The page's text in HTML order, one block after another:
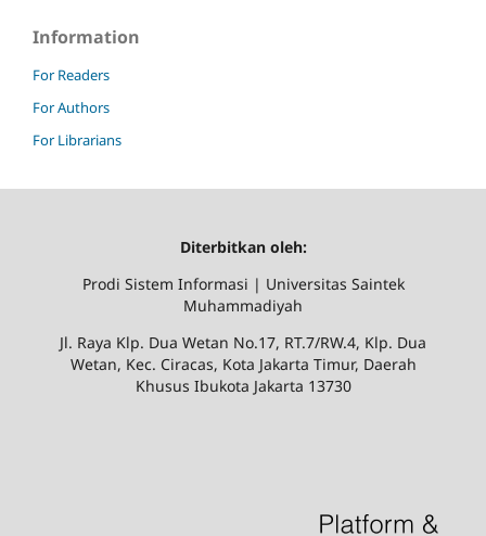
Information
For Readers
For Authors
For Librarians
Diterbitkan oleh:
Prodi Sistem Informasi | Universitas Saintek
Muhammadiyah
Jl. Raya Klp. Dua Wetan No.17, RT.7/RW.4, Klp. Dua
Wetan, Kec. Ciracas, Kota Jakarta Timur, Daerah
Khusus Ibukota Jakarta 13730